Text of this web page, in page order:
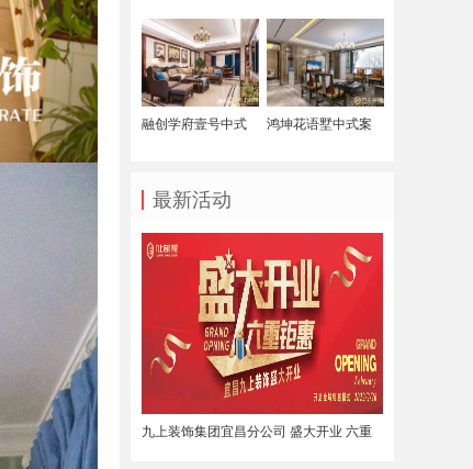
融创学府壹号中式 鸿坤花语墅中式案
最新活动
九上装饰集团宜昌分公司 盛大开业 六重